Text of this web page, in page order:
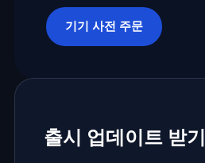
기기 사전 주문
출시 업데이트 받기